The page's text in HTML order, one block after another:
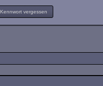
Kennwort vergessen